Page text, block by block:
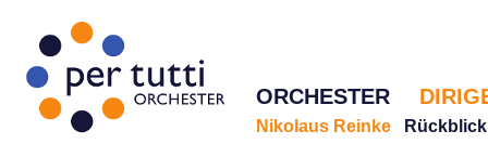
ORCHESTER
Nikolaus Reinke Rückblick